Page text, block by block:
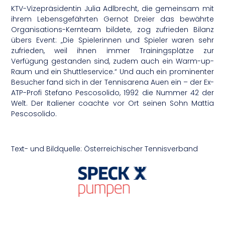
KTV-Vizepräsidentin Julia Adlbrecht, die gemeinsam mit
ihrem Lebensgefährten Gernot Dreier das bewährte
Organisations-Kernteam bildete, zog zufrieden Bilanz
übers Event: „Die Spielerinnen und Spieler waren sehr
zufrieden, weil ihnen immer Trainingsplätze zur
Verfügung gestanden sind, zudem auch ein Warm-up-
Raum und ein Shuttleservice.“ Und auch ein prominenter
Besucher fand sich in der Tennisarena Auen ein – der Ex-
ATP-Profi Stefano Pescosolido, 1992 die Nummer 42 der
Welt. Der Italiener coachte vor Ort seinen Sohn Mattia
Pescosolido.
Text- und Bildquelle: Österreichischer Tennisverband